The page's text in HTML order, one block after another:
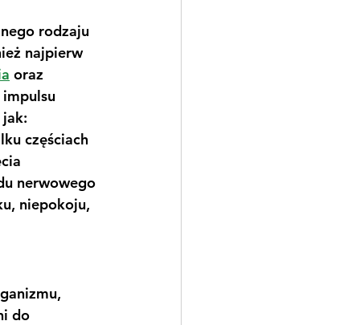
rodzaju
najpierw
oraz
częściach
nerwowego
niepokoju,
do